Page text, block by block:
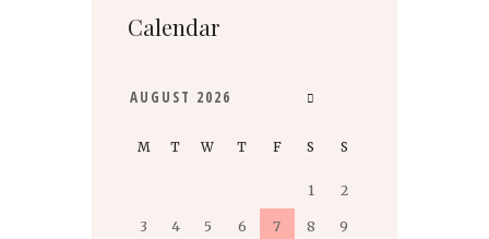
Calendar
AUGUST 2026
M T W T F S S
1 2
3 4 5 6 7 8 9